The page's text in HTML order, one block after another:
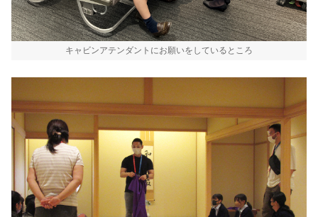
キャビンアテンダントにお願いをしているところ